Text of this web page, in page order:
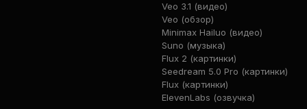
Veo 3.1 (видео)
Veo (обзор)
Minimax Hailuo (видео)
Suno (музыка)
Flux 2 (картинки)
Seedream 5.0 Pro (картинки)
Flux (картинки)
ElevenLabs (озвучка)